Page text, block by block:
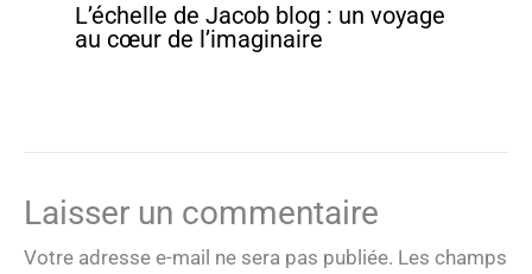
L’échelle de Jacob blog : un voyage
au cœur de l’imaginaire
Laisser un commentaire
Votre adresse e-mail ne sera pas publiée. Les champs